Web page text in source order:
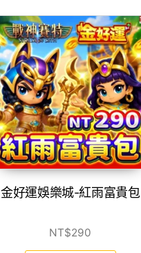
金好運娛樂城-紅雨富貴包
NT$290